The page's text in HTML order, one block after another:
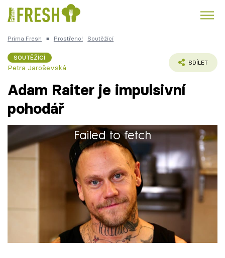
Česká kuchyně
Témata
Recepty
Škola vaření
Prima Fresh ■ Prostřeno! Soutěžící
SOUTĚŽÍCÍ
Petra Jaroševská
SDÍLET
Adam Raiter je impulsivní
pohodář
Failed to fetch
Adam (35) se vyučil jako krejčí a truhlář.
Pracuje jako truhlář a také umělecký truhlář.